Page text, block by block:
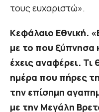
τους ευχαριστώ».
Κεφάλαιο Εθνική.
με το που ξύπνησα
έχεις αναφέρει. Τι
ημέρα που πήρες
την επίσημη
με την Μεγάλη